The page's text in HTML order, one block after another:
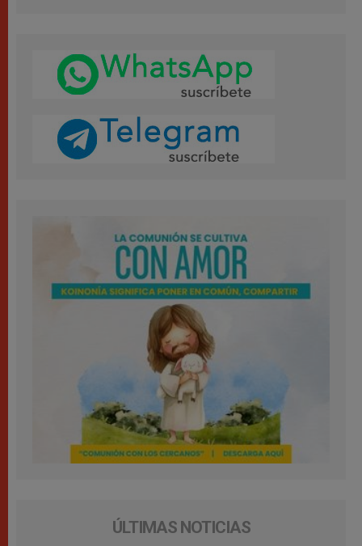
ÚLTIMAS NOTICIAS